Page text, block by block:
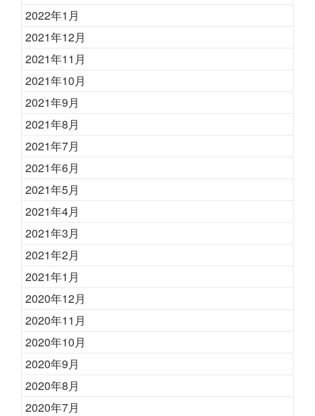
2022年1月
2021年12月
2021年11月
2021年10月
2021年9月
2021年8月
2021年7月
2021年6月
2021年5月
2021年4月
2021年3月
2021年2月
2021年1月
2020年12月
2020年11月
2020年10月
2020年9月
2020年8月
2020年7月